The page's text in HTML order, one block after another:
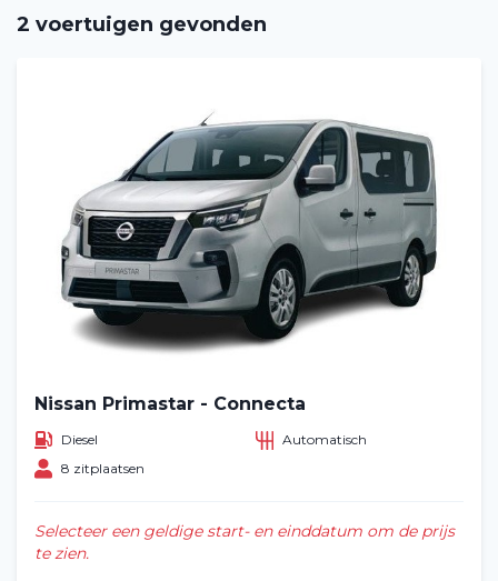
2 voertuigen gevonden
Nissan Primastar - Connecta
Diesel
Automatisch
8 zitplaatsen
Selecteer een geldige start- en einddatum om de prijs
te zien.